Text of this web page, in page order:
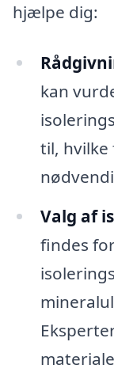
hjælpe dig:
kan
til,
Valg af
findes